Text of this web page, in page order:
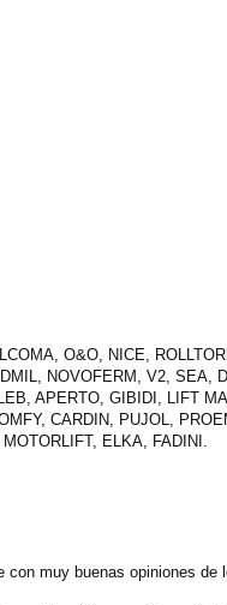
O&O, NICE,
NOVOFERM, V2, SEA,
APERTO, GIBIDI, LIFT
CARDIN, PUJOL,
ELKA, FADINI.
con muy buenas opiniones